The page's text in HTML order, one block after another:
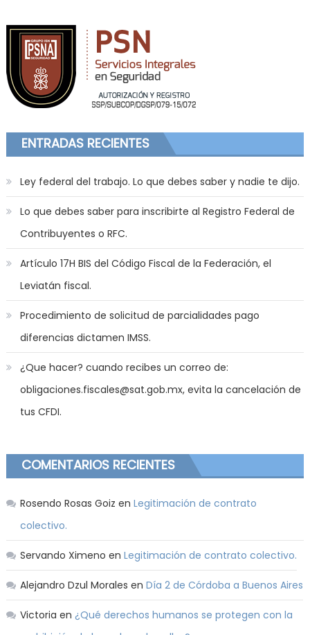
ENTRADAS RECIENTES
Ley federal del trabajo. Lo que debes saber y nadie te dijo.
Lo que debes saber para inscribirte al Registro Federal de
Contribuyentes o RFC.
Artículo 17H BIS del Código Fiscal de la Federación, el
Leviatán fiscal.
Procedimiento de solicitud de parcialidades pago
diferencias dictamen IMSS.
¿Que hacer? cuando recibes un correo de:
obligaciones.fiscales@sat.gob.mx, evita la cancelación de
tus CFDI.
COMENTARIOS RECIENTES
Rosendo Rosas Goiz en Legitimación de contrato
colectivo.
Servando Ximeno en Legitimación de contrato colectivo.
Alejandro Dzul Morales en Día 2 de Córdoba a Buenos Aires
Victoria en ¿Qué derechos humanos se protegen con la